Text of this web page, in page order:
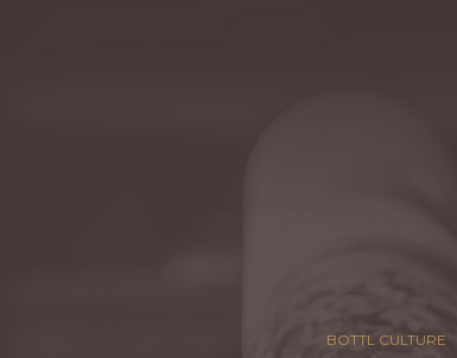
BOTTL CULTURE